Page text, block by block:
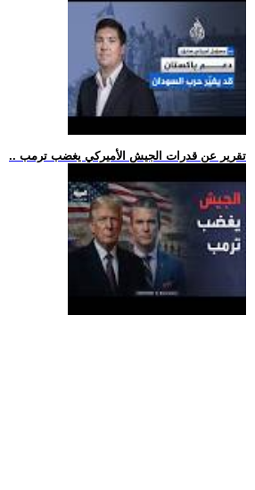
.. تقرير عن قدرات الجيش الأميركي يغضب ترمب